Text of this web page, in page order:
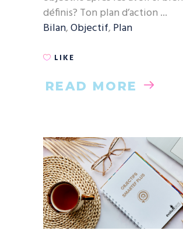
définis? Ton plan d’action
Bilan,Objectif, Plan
LIKE
READ MORE